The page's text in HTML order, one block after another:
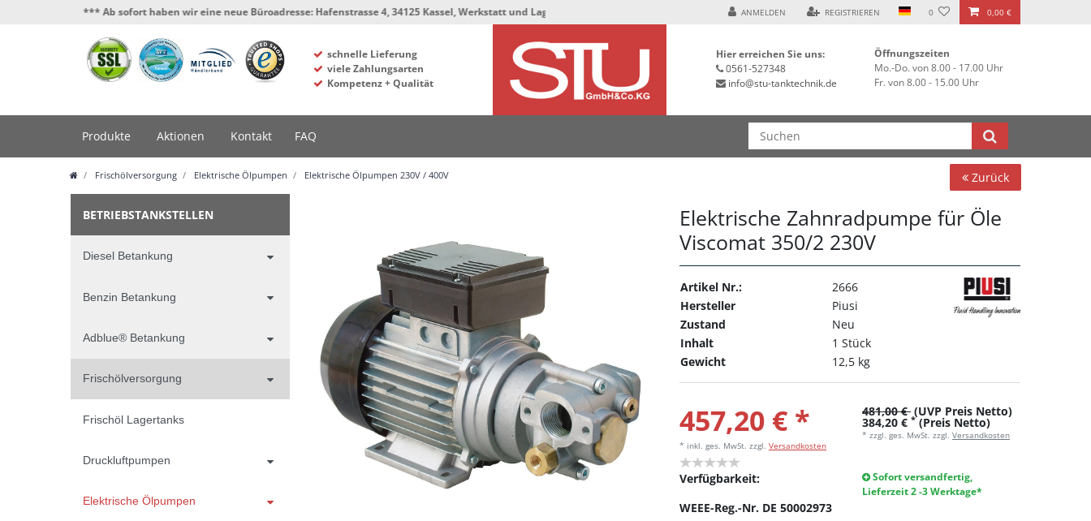
*** Ab sofort haben wir eine neue Büroadresse: Hafenstrasse 4, 34125 Kassel, Werkstatt und Lager bleiben in der Hafenstrasse 76, 34125 Kassel ***ANMELDEN REGISTRIEREN 0 0,00 €
schnelle Lieferung
viele Zahlungsarten
Kompetenz + Qualität
Hier erreichen Sie uns:
0561-527348
info@stu-tanktechnik.de
Öffnungszeiten
Mo.-Do. von 8.00 - 17.00 Uhr
Fr. von 8.00 - 15.00 Uhr
Produkte Aktionen Kontakt FAQ
Frischölversorgung Elektrische Ölpumpen Elektrische Ölpumpen 230V / 400V Zurück
BETRIEBSTANKSTELLEN
Diesel Betankung
Benzin Betankung
Adblue® Betankung
Frischölversorgung
Frischöl Lagertanks
Druckluftpumpen
Elektrische Ölpumpen
Elektrische Zahnradpumpe für Öle
Viscomat 350/2 230V
Artikel Nr.:
2666
Hersteller
Piusi
Zustand
Neu
Inhalt
1 Stück
Gewicht
12,5 kg
457,20 € *
* inkl. ges. MwSt. zzgl. Versandkosten
481,00 € (UVP Preis Netto)
384,20 € * (Preis Netto)
* zzgl. ges. MwSt. zzgl. Versandkosten
Verfügbarkeit:
Sofort versandfertig,
Lieferzeit 2 -3 Werktage*
WEEE-Reg.-Nr. DE 50002973